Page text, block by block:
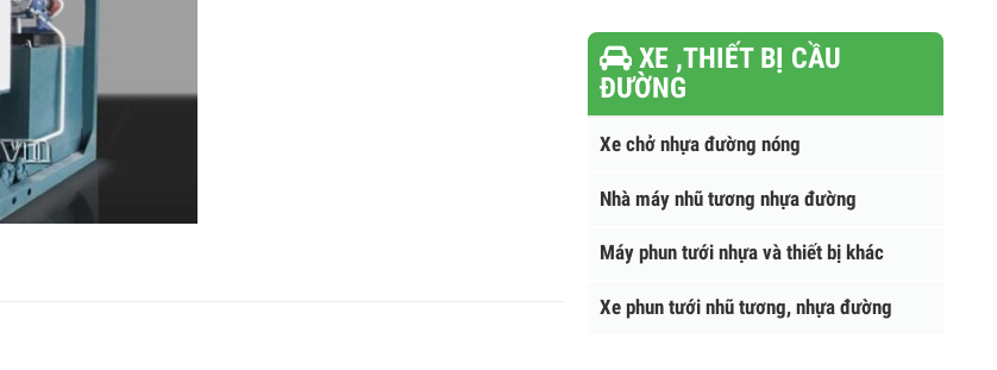
XE ,THIẾT BỊ CẦU
ĐƯỜNG
Nhà máy nhũ tương nhựa đường
Máy phun tưới nhựa và thiết bị khác